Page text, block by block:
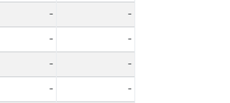
-
-
-
-
-
-
-
-